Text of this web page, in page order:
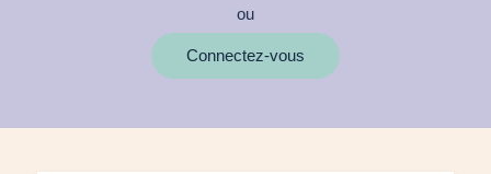
ou
Connectez-vous